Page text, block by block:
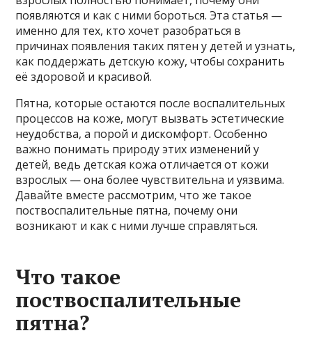
появляются и как с ними бороться. Эта статья —
именно для тех, кто хочет разобраться в
причинах появления таких пятен у детей и узнать,
как поддержать детскую кожу, чтобы сохранить
её здоровой и красивой.
Пятна, которые остаются после воспалительных
процессов на коже, могут вызвать эстетические
неудобства, а порой и дискомфорт. Особенно
важно понимать природу этих изменений у
детей, ведь детская кожа отличается от кожи
взрослых — она более чувствительна и уязвима.
Давайте вместе рассмотрим, что же такое
поствоспалительные пятна, почему они
возникают и как с ними лучше справляться.
Что такое
поствоспалительные
пятна?